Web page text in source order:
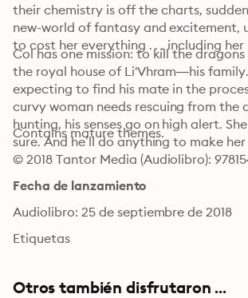
their chemistry is off the charts,
new-world of fantasy and excitement,
to cost her everything . . . including her
Col has one mission: to kill the
the royal house of Li'Vhram—his
expecting to find his mate in the
curvy woman needs rescuing from the
hunting, his senses go on high alert.
sure. And he’ll do anything to make her
Contains mature themes.
© 2018 Tantor Media (Audiolibro):
Fecha de lanzamiento
Audiolibro: 25 de septiembre de 2018
Etiquetas
Otros también disfrutaron ...